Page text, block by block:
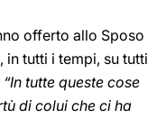
offerto allo Sposo
tutti i tempi, su tutti
“In tutte queste cose
di colui che ci ha